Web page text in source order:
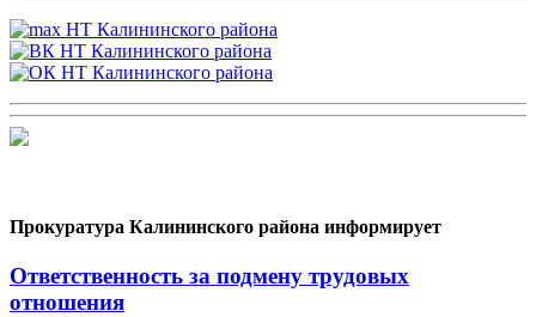
Прокуратура Калининского района информирует
Ответственность за подмену трудовых
отношения